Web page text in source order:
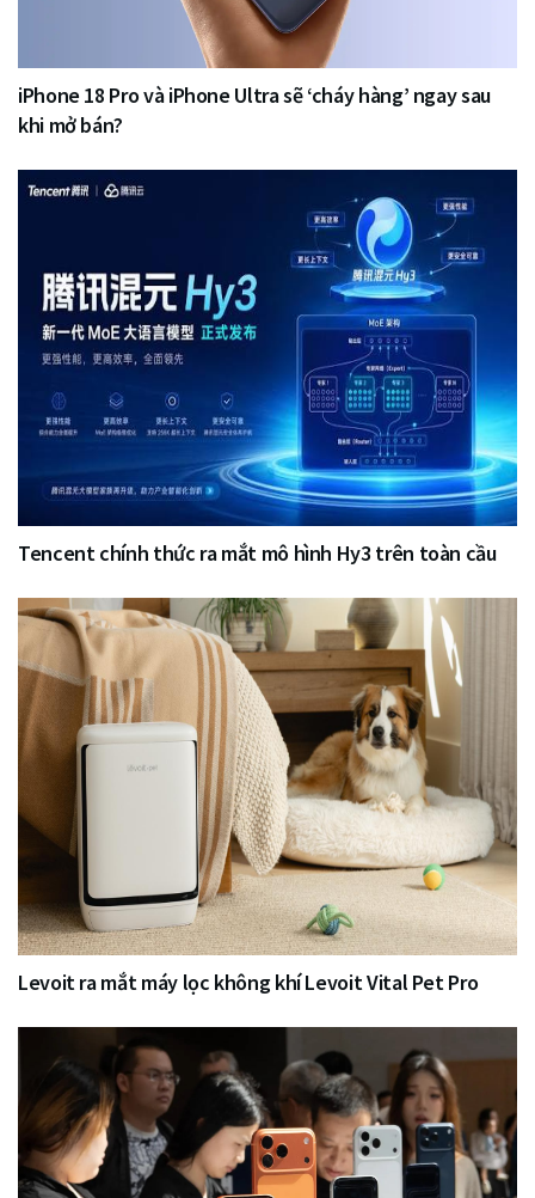
iPhone 18 Pro và iPhone Ultra sẽ ‘cháy hàng’ ngay sau
khi mở bán?
Tencent chính thức ra mắt mô hình Hy3 trên toàn cầu
Levoit ra mắt máy lọc không khí Levoit Vital Pet Pro